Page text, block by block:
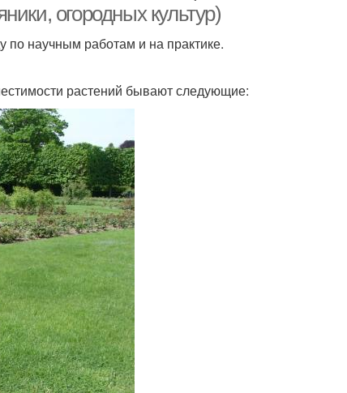
огородных культур)
по научным работам и на практике.
растений бывают следующие: